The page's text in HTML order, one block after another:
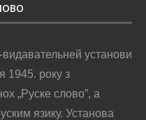
установи
1945. року з
„Руске слово”, а
язику. Установа